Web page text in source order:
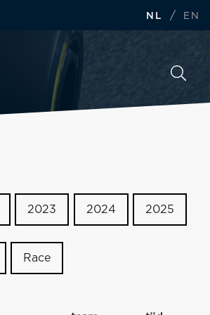
NL / EN
2023 2024 2025
Race